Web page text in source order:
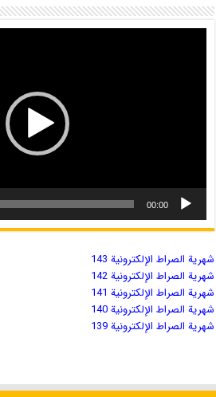
00:00
شهریة الصراط الإلكترونية 143
شهریة الصراط الإلكترونية 142
شهریة الصراط الإلكترونية 141
شهریة الصراط الإلكترونية 140
شهریة الصراط الإلكترونية 139